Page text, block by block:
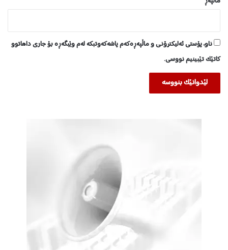
ناو، پۆستی ئەلیکترۆنی و ماڵپەڕەکەم پاشەکەوتبکە لەم وێبگەڕە بۆ جاری داهاتوو
کاتێک تێبینیم نووسی.